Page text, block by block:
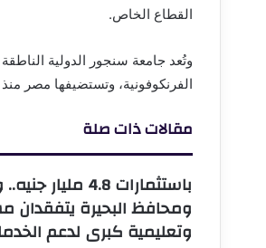
القطاع الخاص.
الفرنكوفونية، وتستضيفها مصر
مقالات ذات صلة
باستثمارات 4.8
ومحافظ البحيرة يتفقدان
وتعليمية كبرى لدعم